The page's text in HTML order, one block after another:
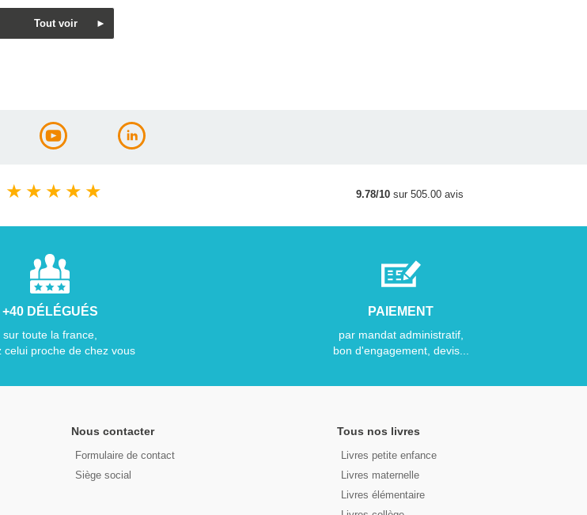
★ ★ ★ ★ ★ 9.78/10sur 505.00 avis
+40 DÉLÉGUÉS
sur toute la france,
celui proche de chez vous
PAIEMENT
par mandat administratif,
bon d'engagement, devis...
Nous contacter
Formulaire de contact
Siège social
Tous nos livres
Livres petite enfance
Livres maternelle
Livres élémentaire